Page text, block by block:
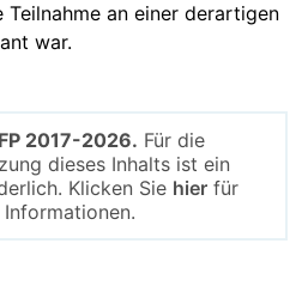
Teilnahme an einer derartigen
war.
2017-2026. Für die
dieses Inhalts ist ein
Klicken Sie hierfür